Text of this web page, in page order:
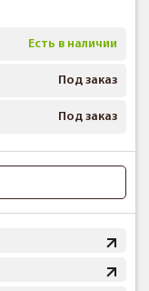
Есть в наличии
Под заказ
Под заказ